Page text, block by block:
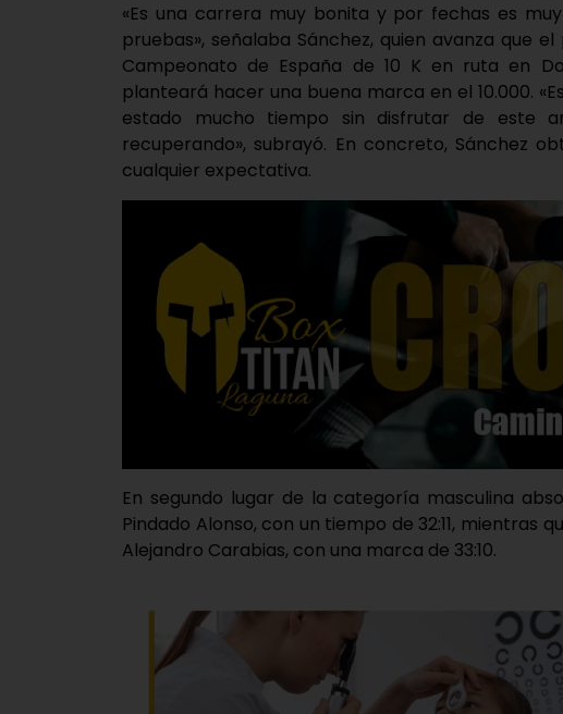
«Es una carrera muy bonita y por fechas es
pruebas», señalaba Sánchez, quien avanza que
Campeonato de España de 10 K en ruta en
planteará hacer una buena marca en el 10.000.
estado mucho tiempo sin disfrutar de este
recuperando», subrayó. En concreto, Sánchez
cualquier expectativa.
En segundo lugar de la categoría masculina
Pindado Alonso, con un tiempo de 32:11,
Alejandro Carabias, con una marca de 33:10.